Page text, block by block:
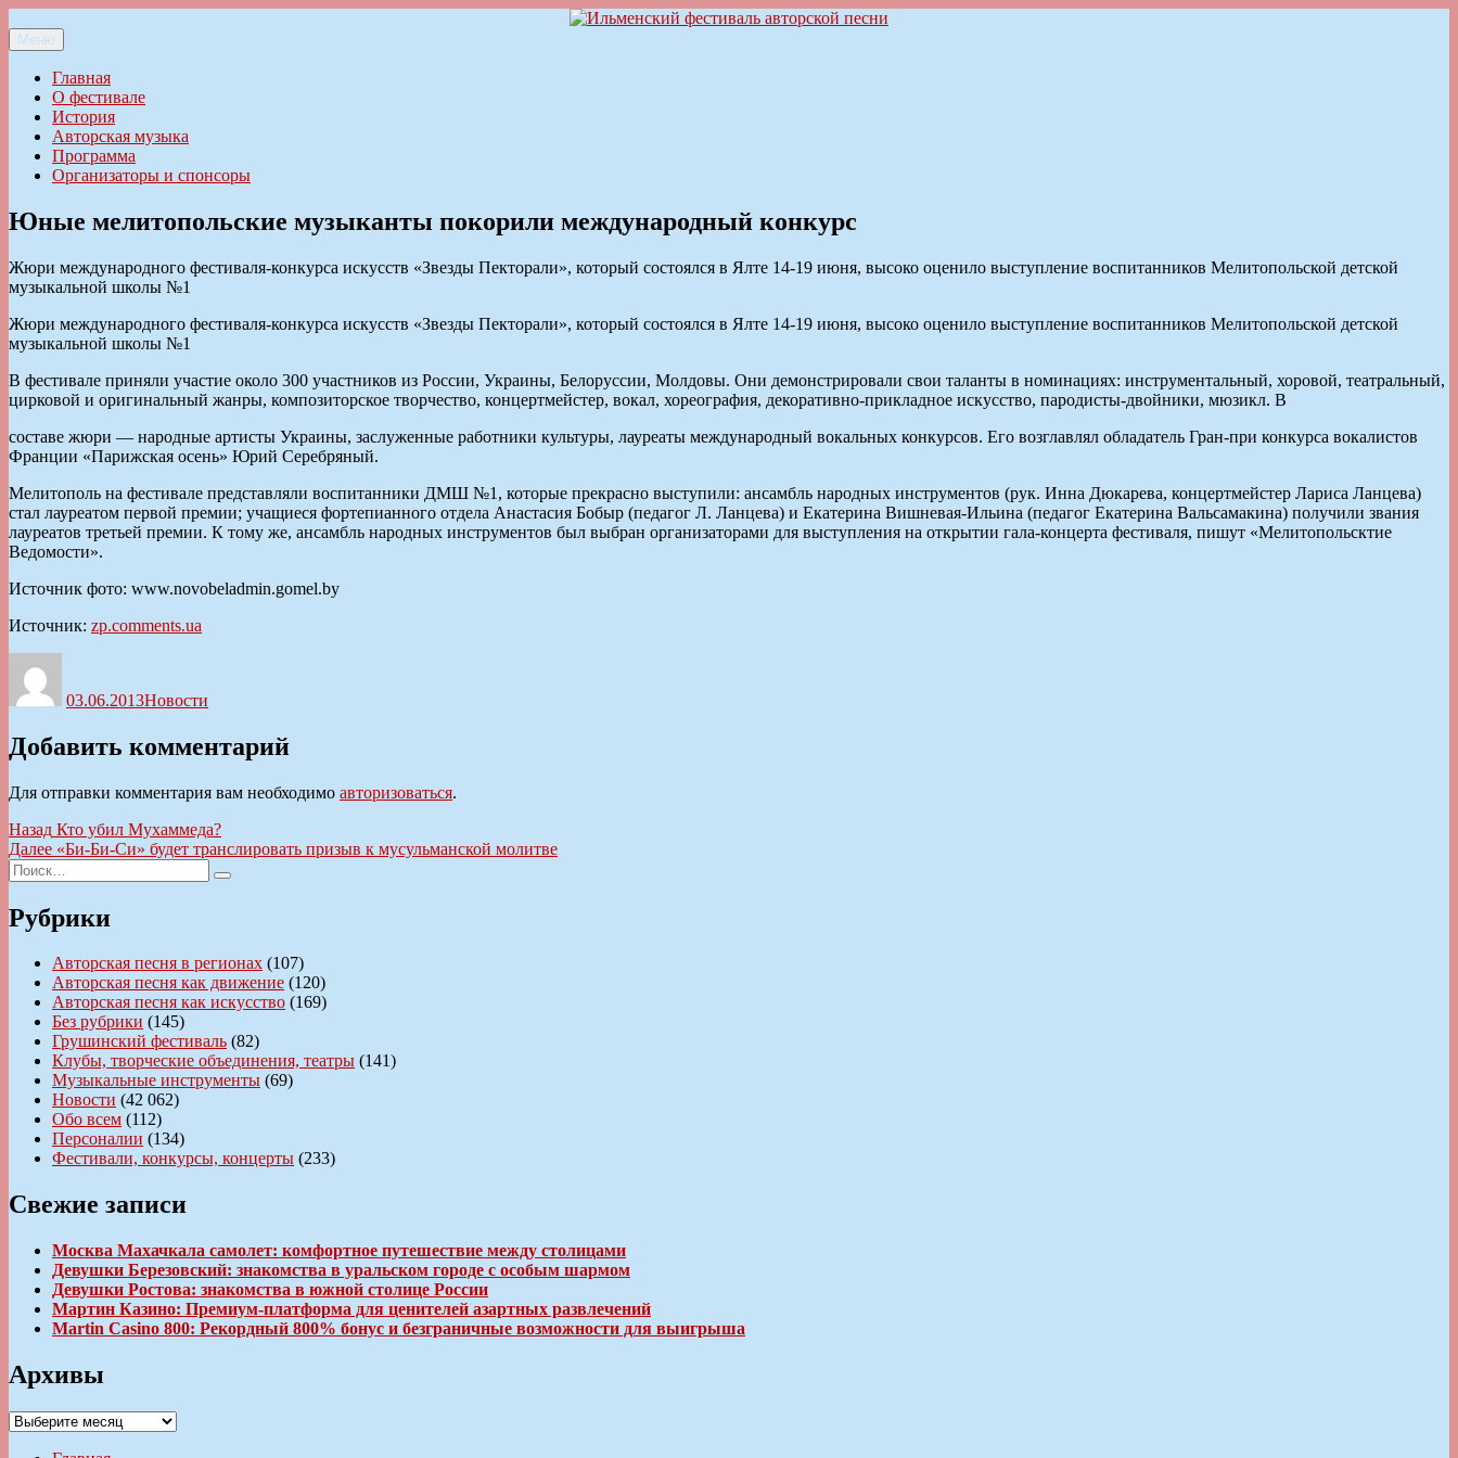
к
содержимому
Ильменский фестиваль авторской песни
Меню
Главная
О фестивале
История
Авторская музыка
Программа
Организаторы и спонсоры
Юные мелитопольские музыканты покорили международный конкурс
Жюри международного фестиваля-конкурса искусств «Звезды Пекторали», который состоялся в Ялте 14-19 июня, высоко оценило выступление воспитанников Мелитопольской детской
музыкальной школы №1
Жюри международного фестиваля-конкурса искусств «Звезды Пекторали», который состоялся в Ялте 14-19 июня, высоко оценило выступление воспитанников Мелитопольской детской
музыкальной школы №1
В фестивале приняли участие около 300 участников из России, Украины, Белоруссии, Молдовы. Они демонстрировали свои таланты в номинациях: инструментальный, хоровой, театральный,
цирковой и оригинальный жанры, композиторское творчество, концертмейстер, вокал, хореография, декоративно-прикладное искусство, пародисты-двойники, мюзикл. В
составе жюри — народные артисты Украины, заслуженные работники культуры, лауреаты международный вокальных конкурсов. Его возглавлял обладатель Гран-при конкурса вокалистов
Франции «Парижская осень» Юрий Серебряный.
Мелитополь на фестивале представляли воспитанники ДМШ №1, которые прекрасно выступили: ансамбль народных инструментов (рук. Инна Дюкарева, концертмейстер Лариса Ланцева)
стал лауреатом первой премии; учащиеся фортепианного отдела Анастасия Бобыр (педагог Л. Ланцева) и Екатерина Вишневая-Ильина (педагог Екатерина Вальсамакина) получили звания
лауреатов третьей премии. К тому же, ансамбль народных инструментов был выбран организаторами для выступления на открытии гала-концерта фестиваля, пишут «Мелитопольсктие
Ведомости».
Источник фото: www.novobeladmin.gomel.by
Источник: zp.comments.ua
03.06.2013Новости
Добавить комментарий
Для отправки комментария вам необходимо авторизоваться.
Навигация
по
записям
Назад Предыдущая
запись:
Кто убил Мухаммеда?
Далее Следующая
«Би-Би-Си» будет транслировать призыв к мусульманской молитве
Искать:
Поиск
Рубрики
Авторская песня в регионах (107)
Авторская песня как движение (120)
Авторская песня как искусство (169)
Без рубрики (145)
Грушинский фестиваль (82)
Клубы, творческие объединения, театры (141)
Музыкальные инструменты (69)
Новости (42 062)
Обо всем (112)
Персоналии (134)
Фестивали, конкурсы, концерты (233)
Свежие записи
Москва Махачкала самолет: комфортное путешествие между столицами
Девушки Березовский: знакомства в уральском городе с особым шармом
Девушки Ростова: знакомства в южной столице России
Мартин Казино: Премиум-платформа для ценителей азартных развлечений
Martin Casino 800: Рекордный 800% бонус и безграничные возможности для выигрыша
Архивы
Архивы